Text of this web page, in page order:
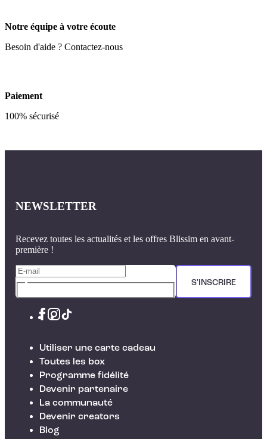
Notre équipe à votre écoute
Besoin d'aide ? Contactez-nous
Paiement
100% sécurisé
NEWSLETTER
Recevez toutes les actualités et les offres Blissim en avant-
première !
S'INSCRIRE
Utiliser une carte cadeau
Toutes les box
Programme fidélité
Devenir partenaire
La communauté
Devenir creators
Blog